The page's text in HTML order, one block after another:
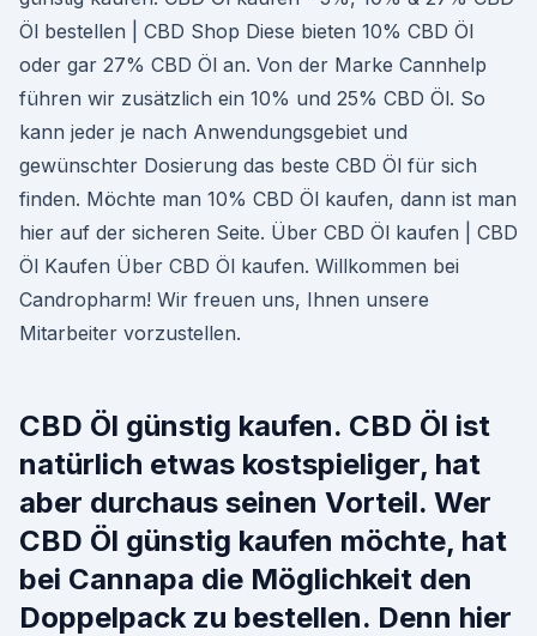
Öl bestellen | CBD Shop Diese bieten 10% CBD Öl
oder gar 27% CBD Öl an. Von der Marke Cannhelp
führen wir zusätzlich ein 10% und 25% CBD Öl. So
kann jeder je nach Anwendungsgebiet und
gewünschter Dosierung das beste CBD Öl für sich
finden. Möchte man 10% CBD Öl kaufen, dann ist man
hier auf der sicheren Seite. Über CBD Öl kaufen | CBD
Öl Kaufen Über CBD Öl kaufen. Willkommen bei
Candropharm! Wir freuen uns, Ihnen unsere
Mitarbeiter vorzustellen.
CBD Öl günstig kaufen. CBD Öl ist
natürlich etwas kostspieliger, hat
aber durchaus seinen Vorteil. Wer
CBD Öl günstig kaufen möchte, hat
bei Cannapa die Möglichkeit den
Doppelpack zu bestellen. Denn hier